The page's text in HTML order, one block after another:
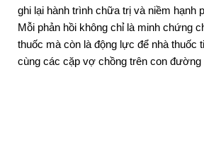
ghi lại hành trình chữa trị và niềm hạnh
Mỗi phản hồi không chỉ là minh chứng
thuốc mà còn là động lực để nhà thuốc
cùng các cặp vợ chồng trên con đường